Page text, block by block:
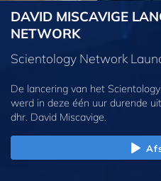
DAVID MISCAVIGE
NETWORK
Scientology Network
De lancering van het
werd in deze één uur durende
dhr. David Miscavige.